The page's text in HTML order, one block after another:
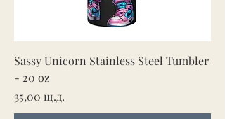
Sassy Unicorn Stainless Steel Tumbler
- 20 oz
Цена
35,00 щ.д.